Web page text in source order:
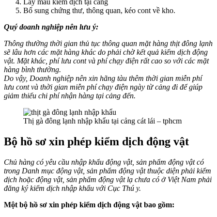
Lấy mẫu kiểm dịch tại cảng
Bổ sung chứng thư, thông quan, kéo cont về kho.
Quý doanh nghiệp nên lưu ý:
Thông thường thời gian thủ tục thông quan mặt hàng thịt đông lạnh
sẽ lâu hơn các mặt hàng khác do phải chờ kết quả kiểm dịch động
vật. Mặt khác, phí lưu cont và phí chạy điện rất cao so với các mặt
hàng bình thường.
Do vậy, Doanh nghiệp nên xin hãng tàu thêm thời gian miễn phí
lưu cont và thời gian miễn phí chạy điện ngày từ cảng đi để giúp
giảm thiểu chi phí nhận hàng tại cảng đến.
Thị gà đông lạnh nhập khẩu tại cảng cát lái – tphcm
Bộ hồ sơ xin phép kiểm dịch động vật
Chủ hàng có yêu cầu nhập khẩu động vật, sản phẩm động vật có
trong Danh mục động vật, sản phẩm động vật thuộc diện phải kiểm
dịch hoặc động vật, sản phẩm động vật lạ chưa có ở Việt Nam phải
đăng ký kiểm dịch nhập khẩu với Cục Thú y.
Một bộ hồ sơ xin phép kiểm dịch động vật bao gồm: